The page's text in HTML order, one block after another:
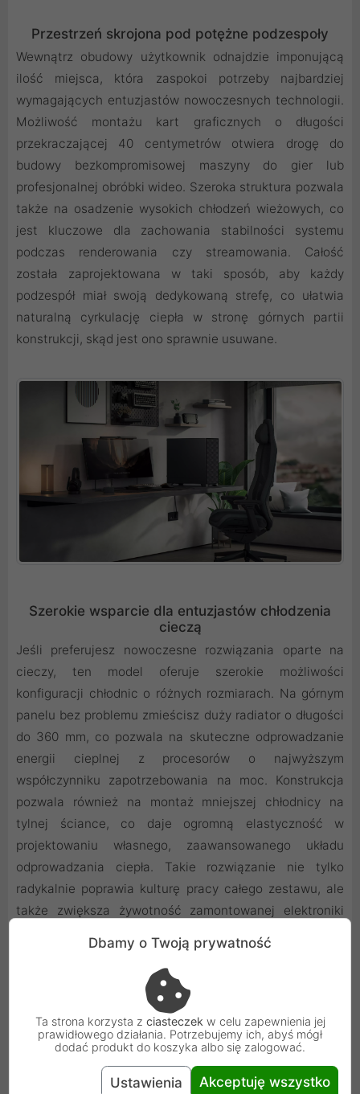
Przestrzeń skrojona pod potężne podzespoły
Wewnątrz obudowy użytkownik odnajdzie imponującą
ilość miejsca, która zaspokoi potrzeby najbardziej
wymagających entuzjastów nowoczesnych technologii.
Możliwość montażu kart graficznych o długości
przekraczającej 40 centymetrów otwiera drogę do
budowy bezkompromisowej maszyny do gier lub
profesjonalnej obróbki wideo. Szeroka struktura pozwala
także na osadzenie wysokich chłodzeń wieżowych, co
jest kluczowe dla zachowania stabilności systemu
podczas renderowania czy streamowania. Całość
została zaprojektowana w taki sposób, aby każdy
podzespół miał swoją dedykowaną strefę, co ułatwia
naturalną cyrkulację ciepła w stronę górnych partii
konstrukcji, skąd jest ono sprawnie usuwane.
Szerokie wsparcie dla entuzjastów chłodzenia
cieczą
Jeśli preferujesz nowoczesne rozwiązania oparte na
cieczy, ten model oferuje szerokie możliwości
konfiguracji chłodnic o różnych rozmiarach. Na górnym
panelu bez problemu zmieścisz duży radiator o długości
do 360 mm, co pozwala na skuteczne odprowadzanie
energii cieplnej z procesorów o najwyższym
współczynniku zapotrzebowania na moc. Konstrukcja
pozwala również na montaż mniejszej chłodnicy na
tylnej ściance, co daje ogromną elastyczność w
projektowaniu własnego, zaawansowanego układu
odprowadzania ciepła. Takie rozwiązanie nie tylko
radykalnie poprawia kulturę pracy całego zestawu, ale
także zwiększa żywotność zamontowanej elektroniki
Dbamy o Twoją prywatność
Ta strona korzysta z ciasteczek w celu zapewnienia jej
prawidłowego działania. Potrzebujemy ich, abyś mógł
dodać produkt do koszyka albo się zalogować.
Ustawienia Akceptuję wszystko